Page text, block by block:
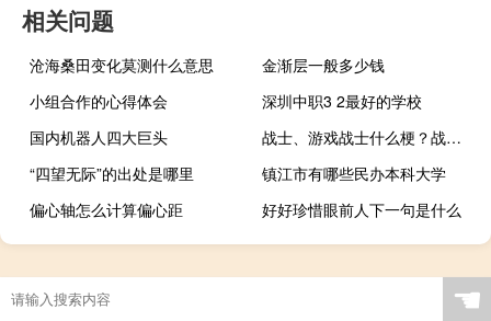
相关问题
沧海桑田变化莫测什么意思
金渐层一般多少钱
小组合作的心得体会
深圳中职3 2最好的学校
国内机器人四大巨头
战士、游戏战士什么梗？战士、游戏战士是什么意思什么梗
“四望无际”的出处是哪里
镇江市有哪些民办本科大学
偏心轴怎么计算偏心距
好好珍惜眼前人下一句是什么
☚